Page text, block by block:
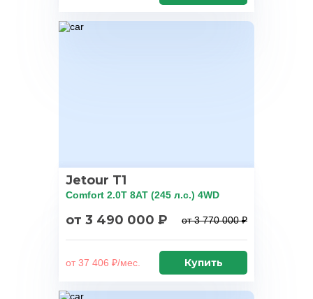
Jetour T1
Comfort 2.0T 8AT (245 л.с.) 4WD
от 3 490 000 ₽ от 3 770 000 ₽
от 37 406 ₽/мес. Купить